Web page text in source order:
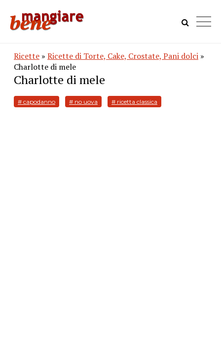
Ricette » Ricette di Torte, Cake, Crostate, Pani dolci »
Charlotte di mele
Charlotte di mele
# capodanno # no uova # ricetta classica